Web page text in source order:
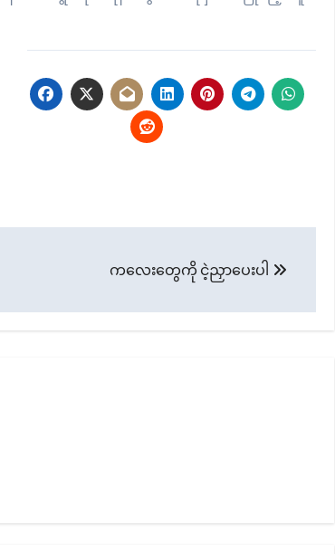
ကလေးတွေကို ငဲ့ညှာပေးပါ